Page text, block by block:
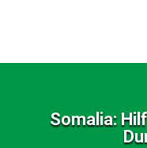
Somalia: